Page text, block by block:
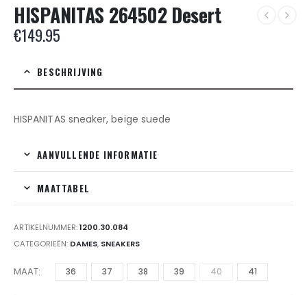
HISPANITAS 264502 Desert
€149.95
BESCHRIJVING
HISPANITAS sneaker, beige suede
AANVULLENDE INFORMATIE
MAATTABEL
ARTIKELNUMMER:1200.30.084
CATEGORIEËN: DAMES, SNEAKERS
MAAT 36 37 38 39 40 41